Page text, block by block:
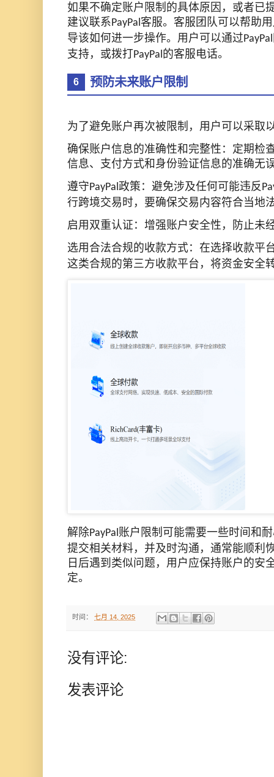
如果不确定账户限制的具体原因，或者已
建议联系 PayPal 客服。客服团队可以帮助
导该如何进一步操作。 用户 可以通过 PayPal
支持，或拨打 PayPal 的客服电话。
6 预防未来账户限制
为了避免账户再次被限制，用户可以采取
确保账户信息的准确性和完整性：定期检
信息、支付方式和身份验证信息的准确无
遵守 PayPal 政策：避免涉及任何可能违反
行跨境交易时，要确保交易内容符合当地
启用双重认证：增强账户安全性，防止未
选用合法合规的收款方式：在选择收款平
这类合规的第三方收款平台，将资金安全
解除PayPal 账户限制可能需要一些时间和
提交相关材料，并及时沟通，通常能顺利
日后遇到类似问题，用户应保持账户的安
定。
时间： 七月 14, 2025
没有评论:
发表评论